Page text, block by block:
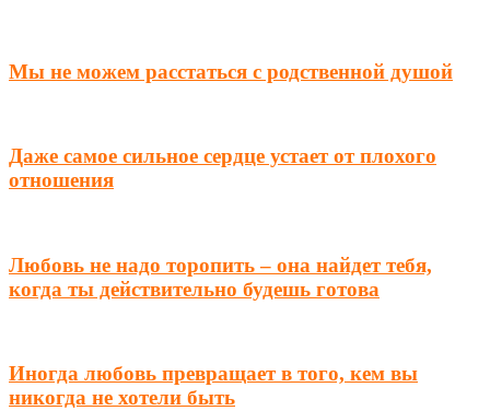
Мы не можем расстаться с родственной душой
Даже самое сильное сердце устает от плохого
отношения
Любовь не надо торопить – она найдет тебя,
когда ты действительно будешь готова
Иногда любовь превращает в того, кем вы
никогда не хотели быть